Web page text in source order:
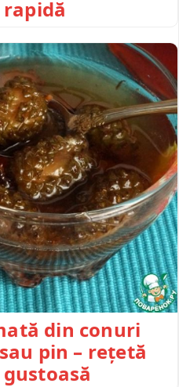
din conuri
pin – rețetă